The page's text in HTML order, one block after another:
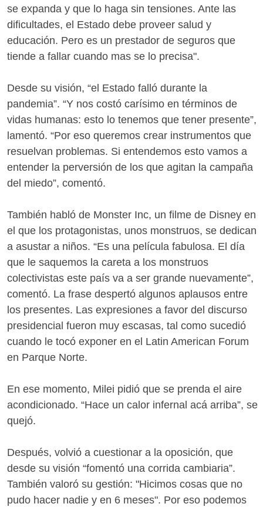
se expanda y que lo haga sin tensiones. Ante las
dificultades, el Estado debe proveer salud y
educación. Pero es un prestador de seguros que
tiende a fallar cuando mas se lo precisa".
Desde su visión, “el Estado falló durante la
pandemia”. “Y nos costó carísimo en términos de
vidas humanas: esto lo tenemos que tener presente”,
lamentó. “Por eso queremos crear instrumentos que
resuelvan problemas. Si entendemos esto vamos a
entender la perversión de los que agitan la campaña
del miedo”, comentó.
También habló de Monster Inc, un filme de Disney en
el que los protagonistas, unos monstruos, se dedican
a asustar a niños. “Es una película fabulosa. El día
que le saquemos la careta a los monstruos
colectivistas este país va a ser grande nuevamente”,
comentó. La frase despertó algunos aplausos entre
los presentes. Las expresiones a favor del discurso
presidencial fueron muy escasas, tal como sucedió
cuando le tocó exponer en el Latin American Forum
en Parque Norte.
En ese momento, Milei pidió que se prenda el aire
acondicionado. “Hace un calor infernal acá arriba”, se
quejó.
Después, volvió a cuestionar a la oposición, que
desde su visión “fomentó una corrida cambiaria”.
También valoró su gestión: "Hicimos cosas que no
pudo hacer nadie y en 6 meses". Por eso podemos